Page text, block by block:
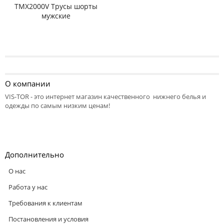
TMX2000V Трусы шорты
мужские
О компании
VIS-TOR - это интернет магазин качественного нижнего белья и
одежды по самым низким ценам!
Дополнительно
О нас
Работа у нас
Требования к клиентам
Постановления и условия